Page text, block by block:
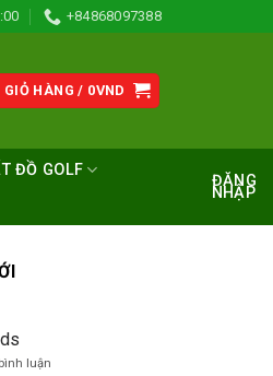
+84868097388
GIỎ HÀNG / 0VND
ĐỒ GOLF
ĐĂNG
NHẬP
luận